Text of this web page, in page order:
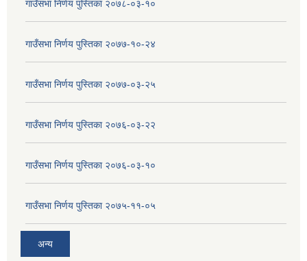
गाउँसभा निर्णय पुस्तिका २०७८-०३-१०
गाउँसभा निर्णय पुस्तिका २०७७-१०-२४
गाउँसभा निर्णय पुस्तिका २०७७-०३-२५
गाउँसभा निर्णय पुस्तिका २०७६-०३-२२
गाउँसभा निर्णय पुस्तिका २०७६-०३-१०
गाउँसभा निर्णय पुस्तिका २०७५-११-०५
अन्य